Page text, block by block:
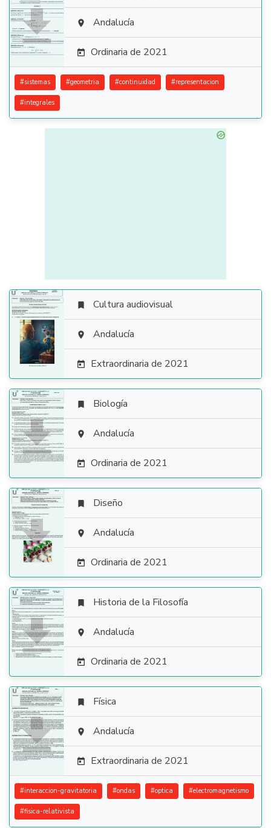
  Andalucía
 Ordinaria de 2021
#sistemas #geometria #continuidad #representacion
#integrales

 Cultura audiovisual
 Andalucía
 Extraordinaria de 2021

 Biología
 Andalucía
 Ordinaria de 2021

 Diseño
 Andalucía
 Ordinaria de 2021

 Historia de la Filosofía
 Andalucía
 Ordinaria de 2021

 Física
 Andalucía
 Extraordinaria de 2021
#interaccion-gravitatoria #ondas #optica #electromagnetismo
#fisica-relativista